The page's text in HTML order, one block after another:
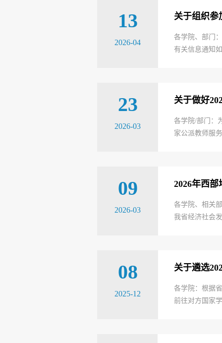
13
2026-04
关于组织参
各学院、部门
有关信息通知
23
2026-03
关于做好
各学院/部门：
家公派教师服
09
2026-03
2026年西
各学院、相关
我省经济社会
08
2025-12
关于遴选
各学院：根据
前往对方国家